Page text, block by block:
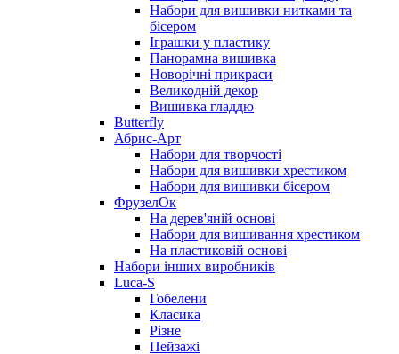
Набори для вишивки нитками та
бісером
Іграшки у пластику
Панорамна вишивка
Новорічні прикраси
Великодній декор
Вишивка гладдю
Butterfly
Абрис-Арт
Набори для творчості
Набори для вишивки хрестиком
Набори для вишивки бісером
ФрузелОк
На дерев'яній основі
Набори для вишивання хрестиком
На пластиковій основі
Набори інших виробників
Luca-S
Гобелени
Класика
Різне
Пейзажі